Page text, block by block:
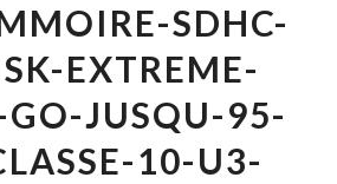
SDHC-
EXTREME-
JUSQU-95-
10-U3-